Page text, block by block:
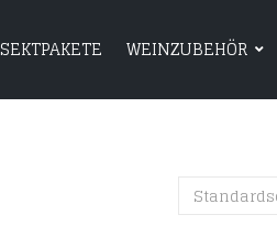
SEKTPAKETE WEINZUBEHÖR
SHOP WEIN WEINPAKETE